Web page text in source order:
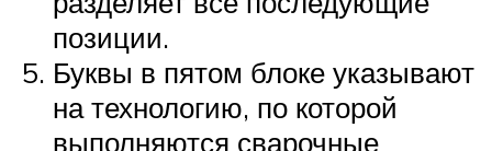
позиции.
Буквы в пятом блоке указывают
на технологию, по которой
выполняются сварочные